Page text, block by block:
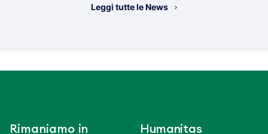
Leggi tutte le News
Rimaniamo in
Humanitas